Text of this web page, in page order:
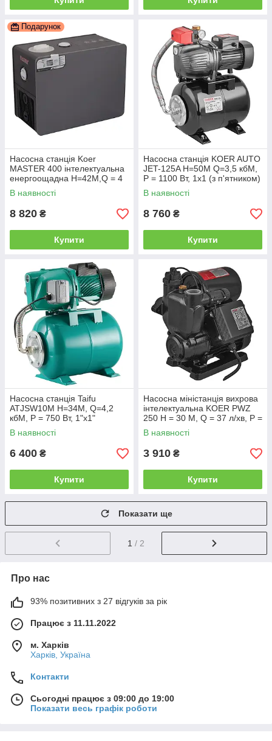
Подарунок
Насосна станція Koer
MASTER 400 інтелектуальна
енергоощадна Н=42М,Q = 4
кбМ,P = 400 Вт, 1"x1"
(KP3305)
В наявності
8 820 ₴
Купити
Насосна станція KOER AUTO
JET-125A Н=50М Q=3,5 кбМ,
P = 1100 Вт, 1x1 (з п'ятником)
(KP3393)
В наявності
8 760 ₴
Купити
Насосна станція Taifu
ATJSW10M Н=34М, Q=4,2
кбМ, P = 750 Вт, 1"x1"
(TF0038)
В наявності
6 400 ₴
Купити
Насосна міністанція вихрова
інтелектуальна KOER PWZ
250 H = 30 М, Q = 37 л/хв, P =
250 Вт, 1"x1" (KP3428)
В наявності
3 910 ₴
Купити
Показати ще
1 / 2
Про нас
93% позитивних з 27 відгуків за рік
Працює з 11.11.2022
м. Харків
Харків, Україна
Контакти
Сьогодні працює з 09:00 до 19:00
Показати весь графік роботи